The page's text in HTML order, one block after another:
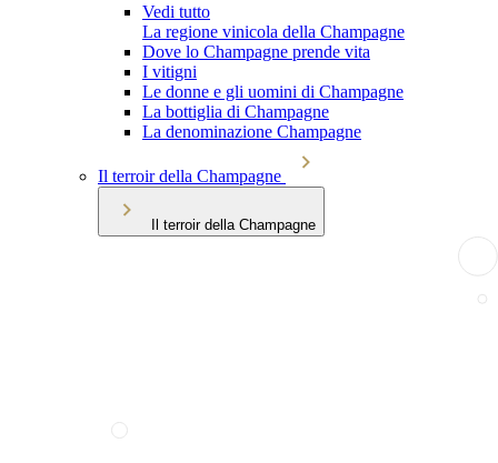
Vedi tutto
La regione vinicola della Champagne
Dove lo Champagne prende vita
I vitigni
Le donne e gli uomini di Champagne
La bottiglia di Champagne
La denominazione Champagne
Il terroir della Champagne
Il terroir della Champagne